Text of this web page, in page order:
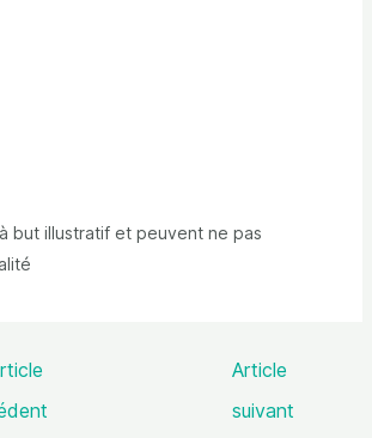
but illustratif et peuvent ne pas
Article
suivant